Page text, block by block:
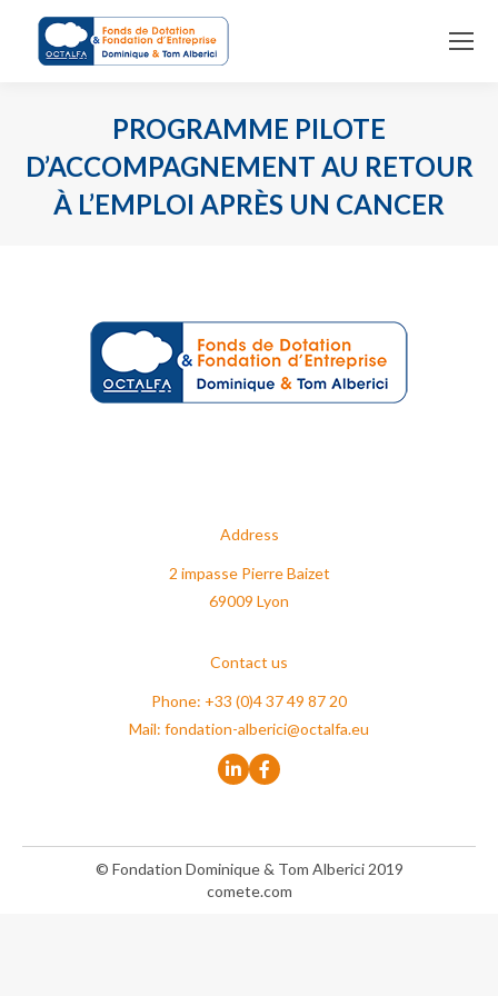
PROGRAMME PILOTE
D’ACCOMPAGNEMENT AU RETOUR
À L’EMPLOI APRÈS UN CANCER
Address
2 impasse Pierre Baizet
69009 Lyon
Contact us
Phone: +33 (0)4 37 49 87 20
Mail: fondation-alberici@octalfa.eu
© Fondation Dominique & Tom Alberici 2019
comete.com